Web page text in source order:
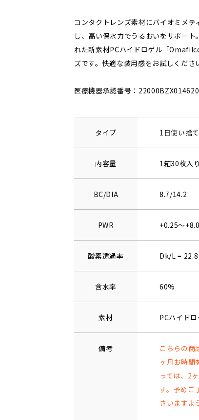
コンタクトレンズ素材にバイオミメ
し、高い保水力でうるおいをサポー
れた新素材PCハイドロゲル「
ズです。快適な装用感をお試しくださ
医療機器承認番号：
タイプ 1日使い捨
内容量 1箱30枚入
BC/DIA 8.7/14.2
PWR +0.25～
酸素透過率 Dk/L = 22.8
含水率 60%
素材 PCハイド
備考
こちらの商
ヶ月お時間
っては、2
す。予めご
さいますよ